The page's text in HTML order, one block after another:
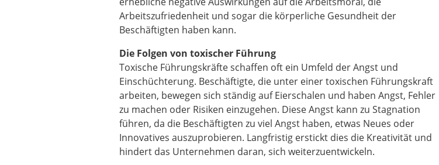
Arbeitszufriedenheit und sogar die körperliche Gesundheit der
Beschäftigten haben kann.
Die Folgen von toxischer Führung
Toxische Führungskräfte schaffen oft ein Umfeld der Angst und
Einschüchterung. Beschäftigte, die unter einer toxischen Führungskraft
arbeiten, bewegen sich ständig auf Eierschalen und haben Angst, Fehler
zu machen oder Risiken einzugehen. Diese Angst kann zu Stagnation
führen, da die Beschäftigten zu viel Angst haben, etwas Neues oder
Innovatives auszuprobieren. Langfristig erstickt dies die Kreativität und
hindert das Unternehmen daran, sich weiterzuentwickeln.